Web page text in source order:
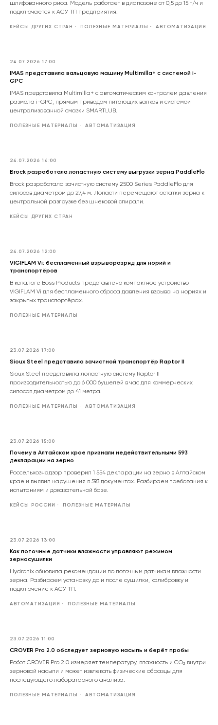
шлифованного риса. Модель работает в диапазоне от 0,5 до 15 т/ч и
подключается к АСУ ТП предприятия.
КЕЙСЫ ДРУГИХ СТРАН ПОЛЕЗНЫЕ МАТЕРИАЛЫ АВТОМАТИЗАЦИЯ
24.07.2026 17:00
IMAS представила вальцовую машину Multimilla+ с системой i-
GPC
IMAS представила Multimilla+ с автоматическим контролем давления
размола i-GPC, прямым приводом питающих валков и системой
централизованной смазки SMARTLUB.
ПОЛЕЗНЫЕ МАТЕРИАЛЫ АВТОМАТИЗАЦИЯ
24.07.2026 14:00
Brock разработала лопастную систему выгрузки зерна PaddleFlo
Brock разработала зачистную систему 2500 Series PaddleFlo для
силосов диаметром до 27,4 м. Лопасти перемещают остатки зерна к
центральной разгрузке без шнековой спирали.
КЕЙСЫ ДРУГИХ СТРАН
24.07.2026 12:00
VIGIFLAM Vi: беспламенный взрыворазряд для норий и
транспортёров
В каталоге Boss Products представлено компактное устройство
VIGIFLAM Vi для беспламенного сброса давления взрыва на нориях и
закрытых транспортёрах.
ПОЛЕЗНЫЕ МАТЕРИАЛЫ
23.07.2026 17:00
Sioux Steel представила зачистной транспортёр Raptor II
Sioux Steel представила лопастную систему Raptor II
производительностью до 6 000 бушелей в час для коммерческих
силосов диаметром до 41 метра.
ПОЛЕЗНЫЕ МАТЕРИАЛЫ АВТОМАТИЗАЦИЯ
23.07.2026 15:00
Почему в Алтайском крае признали недействительными 593
декларации на зерно
Россельхознадзор проверил 1 554 декларации на зерно в Алтайском
крае и выявил нарушения в 593 документах. Разбираем требования к
испытаниям и доказательной базе.
КЕЙСЫ РОССИИ ПОЛЕЗНЫЕ МАТЕРИАЛЫ
23.07.2026 13:00
Как поточные датчики влажности управляют режимом
зерносушилки
Hydronix обновила рекомендации по поточным датчикам влажности
зерна. Разбираем установку до и после сушилки, калибровку и
подключение к АСУ ТП.
АВТОМАТИЗАЦИЯ ПОЛЕЗНЫЕ МАТЕРИАЛЫ
23.07.2026 11:00
CROVER Pro 2.0 обследует зерновую насыпь и берёт пробы
Робот CROVER Pro 2.0 измеряет температуру, влажность и CO₂ внутри
зерновой насыпи и может извлекать физические образцы для
последующего лабораторного анализа.
ПОЛЕЗНЫЕ МАТЕРИАЛЫ АВТОМАТИЗАЦИЯ